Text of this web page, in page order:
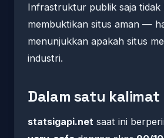
Infrastruktur publik saja tidak
membuktikan situs aman —
menunjukkan apakah situs
industri.
Dalam satu kalimat
statsigapi.net saat ini